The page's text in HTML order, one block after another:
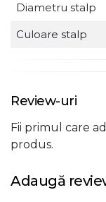
Diametru stalp
Culoare stalp
Review-uri
Fii primul care
produs.
Adaugă